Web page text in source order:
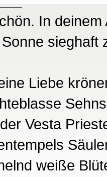
In deinem
sieghaft
Liebe
Vesta
weiße